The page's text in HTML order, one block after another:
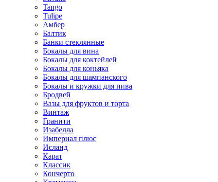
Tango
Tulipe
Амбер
Балтик
Банки стеклянные
Бокалы для вина
Бокалы для коктейлей
Бокалы для коньяка
Бокалы для шампанского
Бокалы и кружки для пива
Бродвей
Вазы для фруктов и торта
Винтаж
Гранити
Изабелла
Империал плюс
Исланд
Карат
Классик
Кончерто